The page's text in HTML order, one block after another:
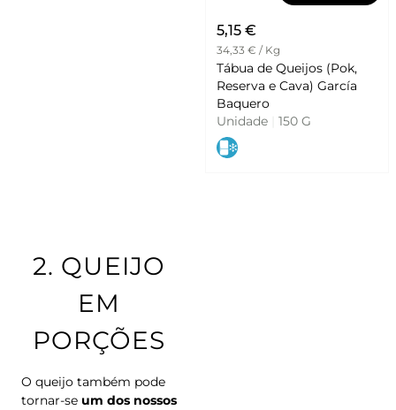
5,15 €
34,33 € / Kg
Tábua de Queijos (Pok,
Reserva e Cava) García
Baquero
Unidade
150 G
2. QUEIJO
EM
PORÇÕES
O queijo também pode
tornar-se um dos nossos